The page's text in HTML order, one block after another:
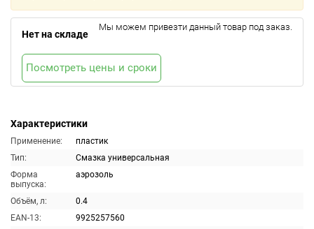
Характеристики
Применение:
пластик
Тип:
Смазка универсальная
Форма
выпуска:
аэрозоль
Объём, л:
0.4
EAN-13:
9925257560
Нет на складе
Мы можем привезти данный товар под заказ.
Посмотреть цены и сроки